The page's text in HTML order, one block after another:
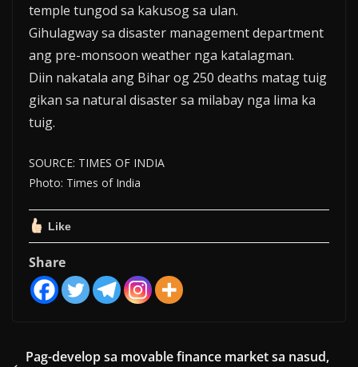
temple tungod sa kakusog sa ulan.
Gihulagway sa disaster management department
ang pre-monsoon weather nga katalagman.
Diin nakatala ang Bihar og 250 deaths matag tuig
gikan sa natural disaster sa milabay nga lima ka
tuig.
SOURCE: TIMES OF INDIA
Photo: Times of India
Like
Share
Pag-develop sa movable finance market sa nasud,